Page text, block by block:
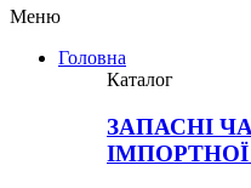
Меню
Головна
Каталог
ЗАПАСНІ